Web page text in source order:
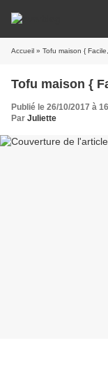
Accueil » Tofu maison {
Tofu maison {
Publié le 26/10/2017 à
Par Juliette